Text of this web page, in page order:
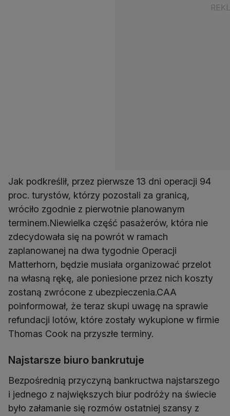
Jak podkreślił, przez pierwsze 13 dni operacji 94
proc. turystów, którzy pozostali za granicą,
wróciło zgodnie z pierwotnie planowanym
terminem.Niewielka część pasażerów, która nie
zdecydowała się na powrót w ramach
zaplanowanej na dwa tygodnie Operacji
Matterhorn, będzie musiała organizować przelot
na własną rękę, ale poniesione przez nich koszty
zostaną zwrócone z ubezpieczenia.CAA
poinformował, że teraz skupi uwagę na sprawie
refundacji lotów, które zostały wykupione w firmie
Thomas Cook na przyszłe terminy.
Najstarsze biuro bankrutuje
Bezpośrednią przyczyną bankructwa najstarszego
i jednego z największych biur podróży na świecie
było załamanie się rozmów ostatniej szansy z